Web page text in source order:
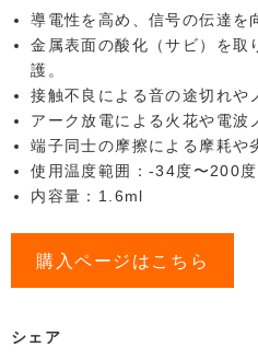
導電性を高め、信号の伝達を
金属表面の酸化（サビ）を取
護。
接触不良による音の途切れや
アーク放電による火花や電波
端子同士の摩擦による摩耗や
使用温度範囲：-34度〜200度
内容量：1.6ml
購入ページはこちら
シェア